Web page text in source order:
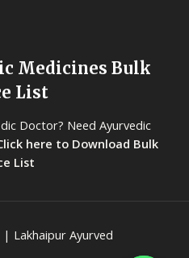
Medicines Bulk
List
Doctor? Need Ayurvedic
here to Download Bulk
List
Lakhaipur Ayurved